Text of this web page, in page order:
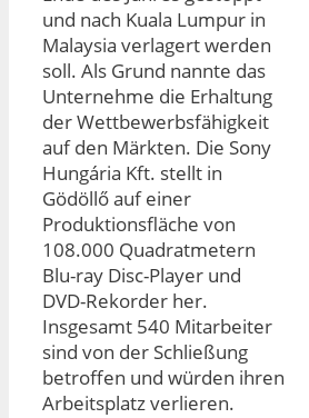
und nach Kuala Lumpur in
Malaysia verlagert werden
soll. Als Grund nannte das
Unternehme die Erhaltung
der Wettbewerbsfähigkeit
auf den Märkten. Die Sony
Hungária Kft. stellt in
Gödöllő auf einer
Produktionsfläche von
108.000 Quadratmetern
Blu-ray Disc-Player und
DVD-Rekorder her.
Insgesamt 540 Mitarbeiter
sind von der Schließung
betroffen und würden ihren
Arbeitsplatz verlieren.